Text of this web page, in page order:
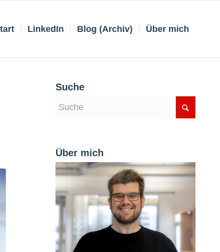
LinkedIn Blog (Archiv) Über mich
Suche
Über mich